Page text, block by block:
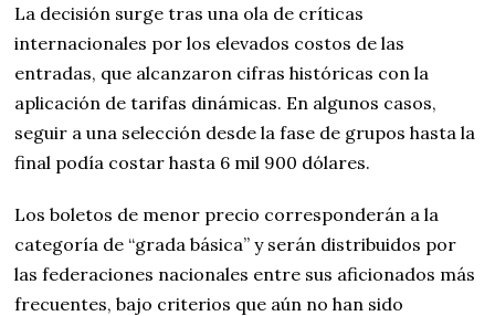
La decisión surge tras una ola de críticas
internacionales por los elevados costos de las
entradas, que alcanzaron cifras históricas con la
aplicación de tarifas dinámicas. En algunos casos,
seguir a una selección desde la fase de grupos hasta la
final podía costar hasta 6 mil 900 dólares.
Los boletos de menor precio corresponderán a la
categoría de “grada básica” y serán distribuidos por
las federaciones nacionales entre sus aficionados más
frecuentes, bajo criterios que aún no han sido